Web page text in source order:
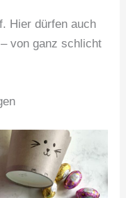
Hier dürfen auch
von ganz schlicht